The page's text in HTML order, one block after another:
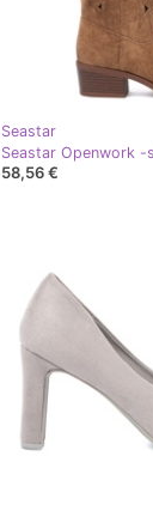
Seastar
58,56 €